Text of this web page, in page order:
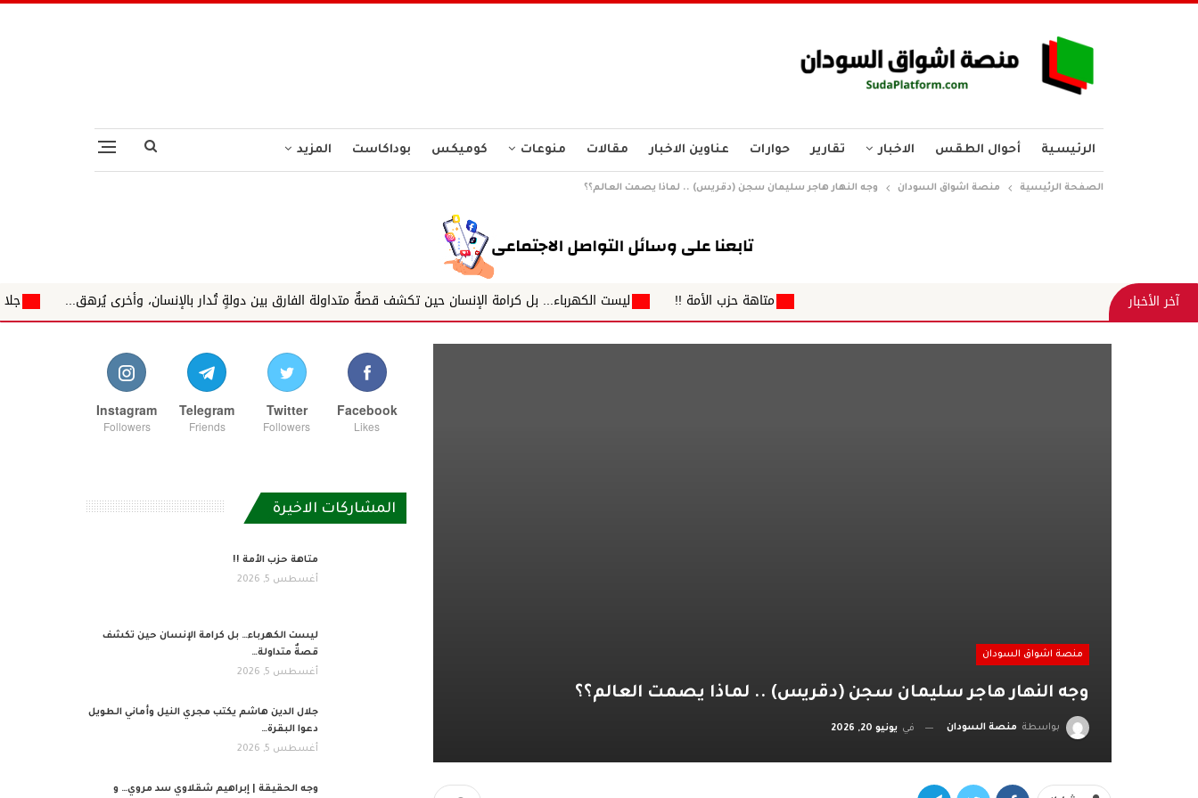
الرئيسية أحوال الطقس الاخبار تقارير حوارات عناوين الاخبار مقالات منوعات كوميكس بوداكاست المزيد
الصفحة الرئيسية منصة اشواق السودان وجه النهار هاجر سليمان سجن (دقريس) .. لماذا يصمت العالم؟؟
آخر الأخبار متاهة حزب الأمة !! ليست الكهرباء... بل كرامة الإنسان حين تكشف قصةٌ متداولة الفارق بين دولةٍ تُدار بالإنسان، وأخرى يُرهق... جلال الدين هاشم
منصة اشواق السودان
وجه النهار هاجر سليمان سجن (دقريس) .. لماذا يصمت العالم؟؟
بواسطة منصة السودان في يونيو 20, 2026
Facebook
Likes
Twitter
Followers
Telegram
Friends
Instagram
Followers
المشاركات الاخيرة
متاهة حزب الأمة !!
أغسطس 5, 2026
ليست الكهرباء… بل كرامة الإنسان حين تكشف
قصةٌ متداولة…
أغسطس 5, 2026
جلال الدين هاشم يكتب مجري النيل وأماني الطويل
دعوا البقرة…
أغسطس 5, 2026
وجه الحقيقة | إبراهيم شقلاوي سد مروي… و